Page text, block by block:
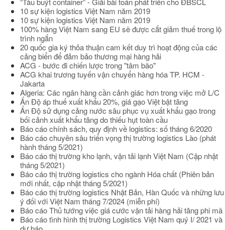
10 sự kiện logistics Việt Nam năm 2019
10 sự kiện logistics Việt Nam năm 2019
100% hàng Việt Nam sang EU sẽ được cắt giảm thuế trong lộ
trình ngắn
20 quốc gia ký thỏa thuận cam kết duy trì hoạt động của các
cảng biển để đảm bảo thương mại hàng hải
ACG - bước đi chiến lược trong "tâm bão"
ACG khai trương tuyến vận chuyển hàng hóa TP. HCM -
Jakarta
Algeria: Các ngân hàng cần cảnh giác hơn trong việc mở L/C
Ấn Độ áp thuế xuất khẩu 20%, giá gạo Việt bật tăng
Ấn Độ sử dụng cảng nước sâu phục vụ xuất khẩu gạo trong
bối cảnh xuất khẩu tăng do thiếu hụt toàn cầu
Báo cáo chính sách, quy định về logistics: số tháng 6/2020
Báo cáo chuyên sâu triển vọng thị trường logistics Lào (phát
hành tháng 5/2021)
Báo cáo thị trường kho lạnh, vận tải lạnh Việt Nam (Cập nhật
tháng 5/2021)
Báo cáo thị trường logistics cho ngành Hóa chất (Phiên bản
mới nhất, cập nhật tháng 5/2021)
Báo cáo thị trường logistics Nhật Bản, Hàn Quốc và những lưu
ý đối với Việt Nam tháng 7/2024 (miễn phí)
Báo cáo Thủ tướng việc giá cước vận tải hàng hải tăng phi mã
Báo cáo tình hình thị trường Logistics Việt Nam quý I/ 2021 và